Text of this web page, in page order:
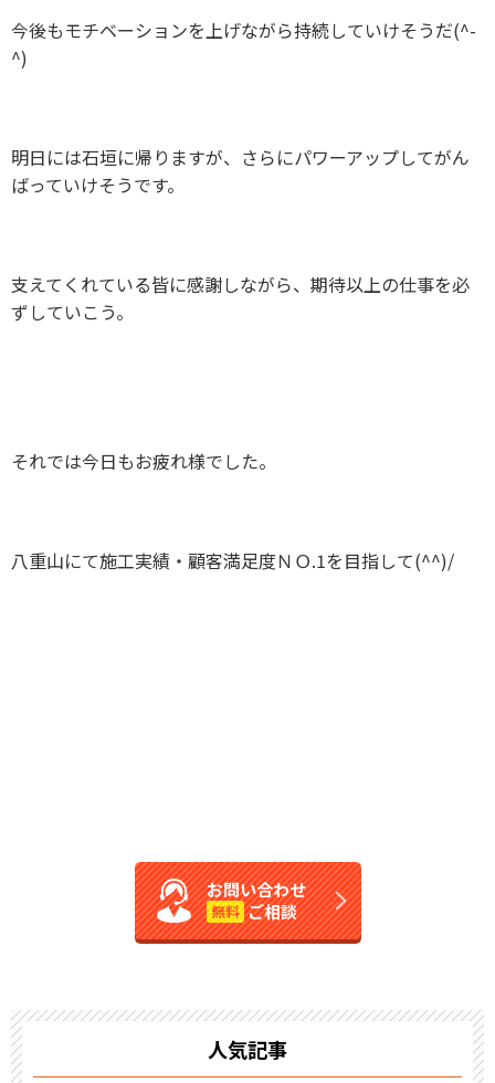
今後もモチベーションを上げながら持続していけそうだ(^-
^)
明日には石垣に帰りますが、さらにパワーアップしてがん
ばっていけそうです。
支えてくれている皆に感謝しながら、期待以上の仕事を必
ずしていこう。
それでは今日もお疲れ様でした。
八重山にて施工実績・顧客満足度ＮＯ.1を目指して(^^)/
お問い合わせ
無料 ご相談
人気記事